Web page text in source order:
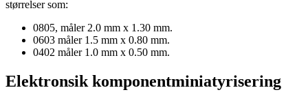
størrelser som:
0805, måler 2.0 mm x 1.30 mm.
0603 måler 1.5 mm x 0.80 mm.
0402 måler 1.0 mm x 0.50 mm.
Elektronsik komponentminiatyrisering